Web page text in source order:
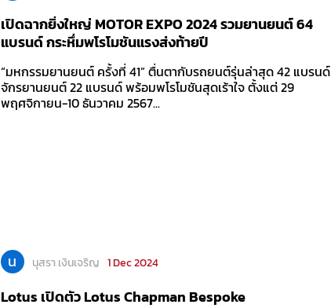
เปิดฉากยิ่งใหญ่ MOTOR EXPO 2024 รวมยานยนต์ 64
แบรนด์ กระหึ่มพโรโมชันแรงส่งท้ายปี
“มหกรรมยานยนต์ ครั้งที่ 41” ตื่นตากับรถยนต์รุ่นล่าสุด 42 แบรนด์
จักรยานยนต์ 22 แบรนด์ พร้อมพโรโมชันสุดเร้าใจ ตั้งแต่ 29
พฤศจิกายน-10 ธันวาคม 2567...
น นุสรา เงินเจริญ 1 Dec 2024
Lotus เปิดตัว Lotus Chapman Bespoke